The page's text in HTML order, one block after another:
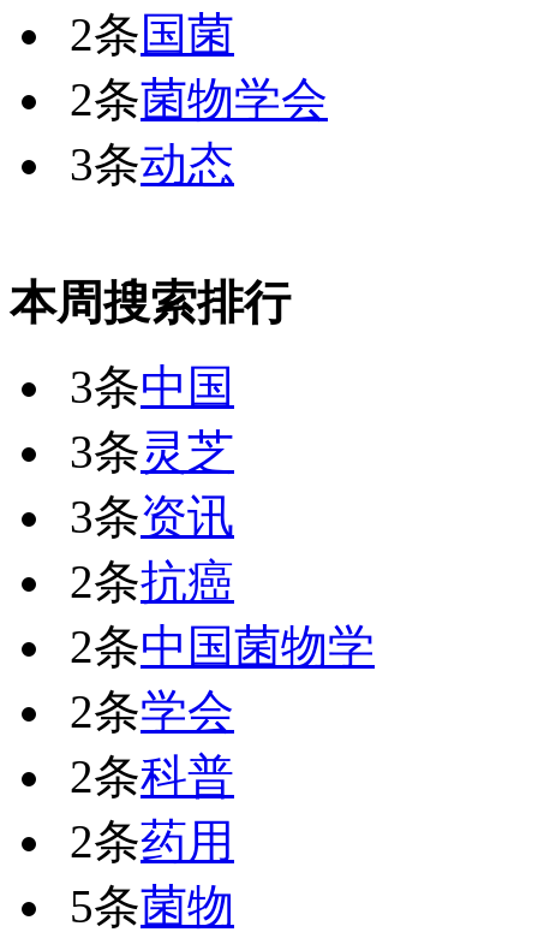
2条国菌
2条菌物学会
3条动态
本周搜索排行
3条中国
3条灵芝
3条资讯
2条抗癌
2条中国菌物学
2条学会
2条科普
2条药用
5条菌物